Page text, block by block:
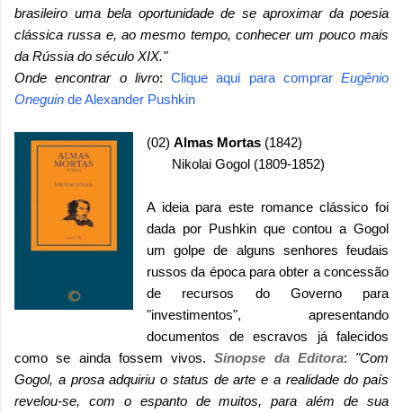
brasileiro uma bela oportunidade de se aproximar da poesia
clássica russa e, ao mesmo tempo, conhecer um pouco mais
da Rússia do século XIX."
Onde encontrar o livro: Clique aqui para comprar Eugênio
Oneguin de Alexander Pushkin
(02) Almas Mortas (1842)
Nikolai Gogol (1809-1852)
A ideia para este romance clássico foi
dada por Pushkin que contou a Gogol
um golpe de alguns senhores feudais
russos da época para obter a concessão
de recursos do Governo para
"investimentos", apresentando
documentos de escravos já falecidos
como se ainda fossem vivos.Sinopse da Editora: "Com
Gogol, a prosa adquiriu o status de arte e a realidade do país
revelou-se, com o espanto de muitos, para além de sua